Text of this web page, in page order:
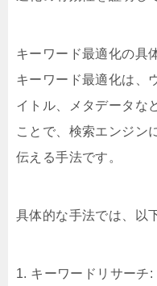
キーワード最適化の具
キーワード最適化は、
イトル、メタデータな
ことで、検索エンジン
伝える手法です。
具体的な手法では、以
1. キーワードリサーチ